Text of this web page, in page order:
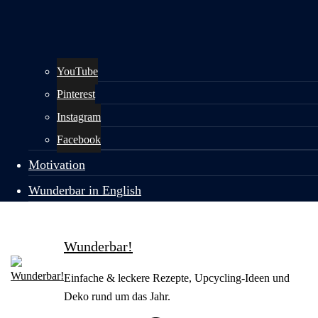
YouTube
Pinterest
Instagram
Facebook
Motivation
Wunderbar in English
Wunderbar!
Einfache & leckere Rezepte, Upcycling-Ideen und
Deko rund um das Jahr.